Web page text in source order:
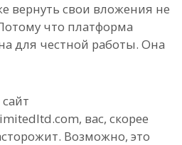
вернуть свои вложения не
что платформа
для честной работы. Она
вас, скорее
Возможно, это